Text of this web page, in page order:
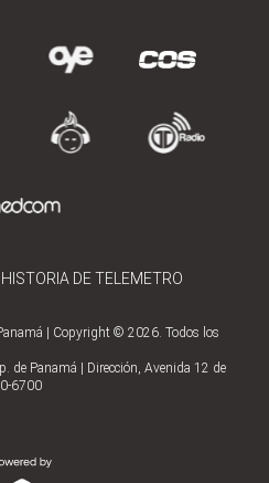
HISTORIA DE TELEMETRO
| Copyright © 2026. Todos los
de Panamá | Dirección, Avenida 12 de
6700